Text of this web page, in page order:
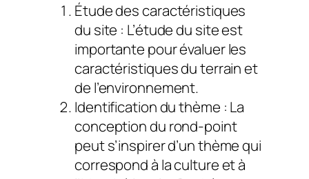
Étude des caractéristiques
du site : L’étude du site est
importante pour évaluer les
caractéristiques du terrain et
de l’environnement.
Identification du thème : La
conception du rond-point
peut s’inspirer d’un thème qui
correspond à la culture et à